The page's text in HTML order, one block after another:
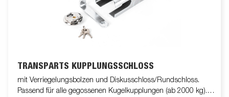
TRANSPARTS KUPPLUNGSSCHLOSS
mit Verriegelungsbolzen und Diskusschloss/Rundschloss.
Passend für alle gegossenen Kugelkupplungen (ab 2000 kg).